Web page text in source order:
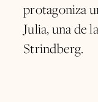
protagoniza
Julia, una de
Strindberg.